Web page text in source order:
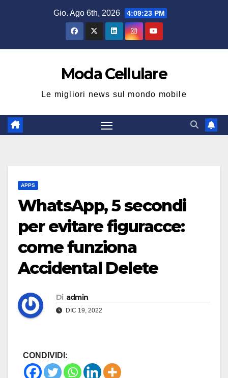
Gio. Ago 6th, 2026 4:09:24 PM
Moda Cellulare
Le migliori news sul mondo mobile
APPS
WhatsApp, 5 secondi
per evitare figuracce:
come funziona
Accidental Delete
Di admin
DIC 19, 2022
CONDIVIDI: